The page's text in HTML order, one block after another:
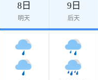
8日
明天
9日
后天